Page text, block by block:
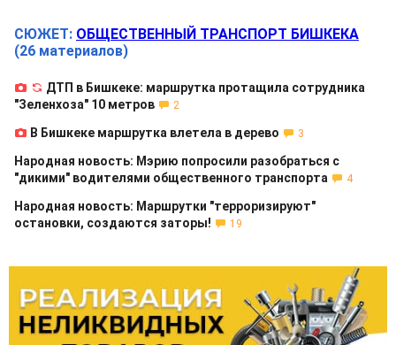
СЮЖЕТ: ОБЩЕСТВЕННЫЙ ТРАНСПОРТ БИШКЕКА
(26 материалов)
ДТП в Бишкеке: маршрутка протащила сотрудника
"Зеленхоза" 10 метров
2
В Бишкеке маршрутка влетела в дерево 3
Народная новость: Мэрию попросили разобраться с
"дикими" водителями общественного транспорта
4
Народная новость: Маршрутки "терроризируют"
остановки, создаются заторы!
19